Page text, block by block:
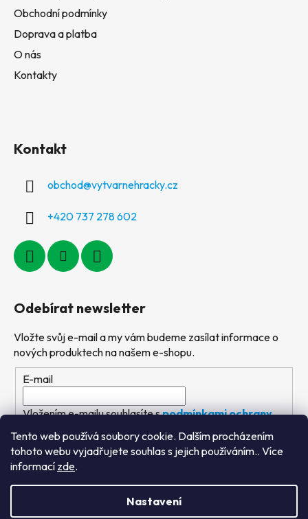
Tento web používá soubory cookie. Dalším procházením
tohoto webu vyjadřujete souhlas s jejich používáním.. Více
informací zde.
Nastavení
Obchodní podmínky
Doprava a platba
O nás
Kontakty
Kontakt
obchod@vytvarnehracky.cz
+420 737 278 602
Odebírat newsletter
Vložte svůj e-mail a my vám budeme zasílat informace o
nových produktech na našem e-shopu.
E-mail
Vložením e-mailu souhlasíte spodmínkami ochrany
osobních údajů
PŘIHLÁSIT SE